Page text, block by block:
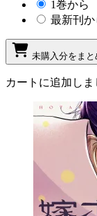
1巻から
最新刊か
未購入分をま
カートに追加しま